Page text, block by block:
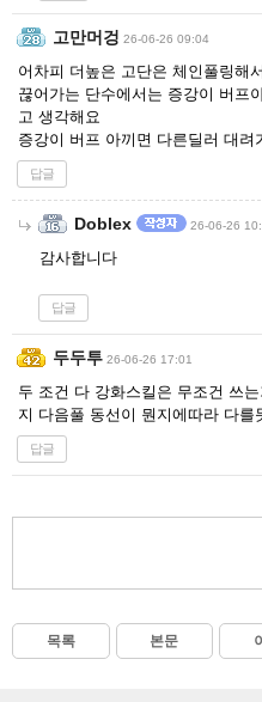
고만머겅 26-06-26 09:04
어차피 더높은 고단은 체인풀링해
끊어가는 단수에서는 증강이 버프
고 생각해요
증강이 버프 아끼면 다른딜러 대려
답글
Doblex 26-06-26
감사합니다
답글
두두투 26-06-26 17:01
두 조건 다 강화스킬은 무조건 쓰
지 다음풀 동선이 뭔지에따라 다를
답글
목록 본문